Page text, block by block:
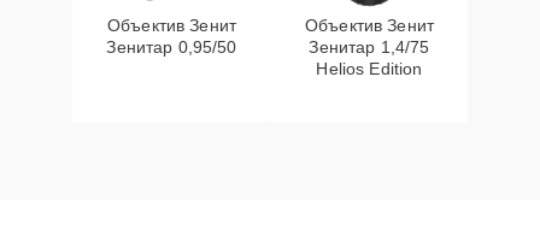
Объектив Зенит
Зенитар 0,95/50
Объектив Зенит
Зенитар 1,4/75
Helios Edition